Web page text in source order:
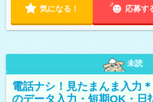
気になる！ 応募す
未読
電話ナシ！見たまんま入力
のデータ入力・短期OK・日